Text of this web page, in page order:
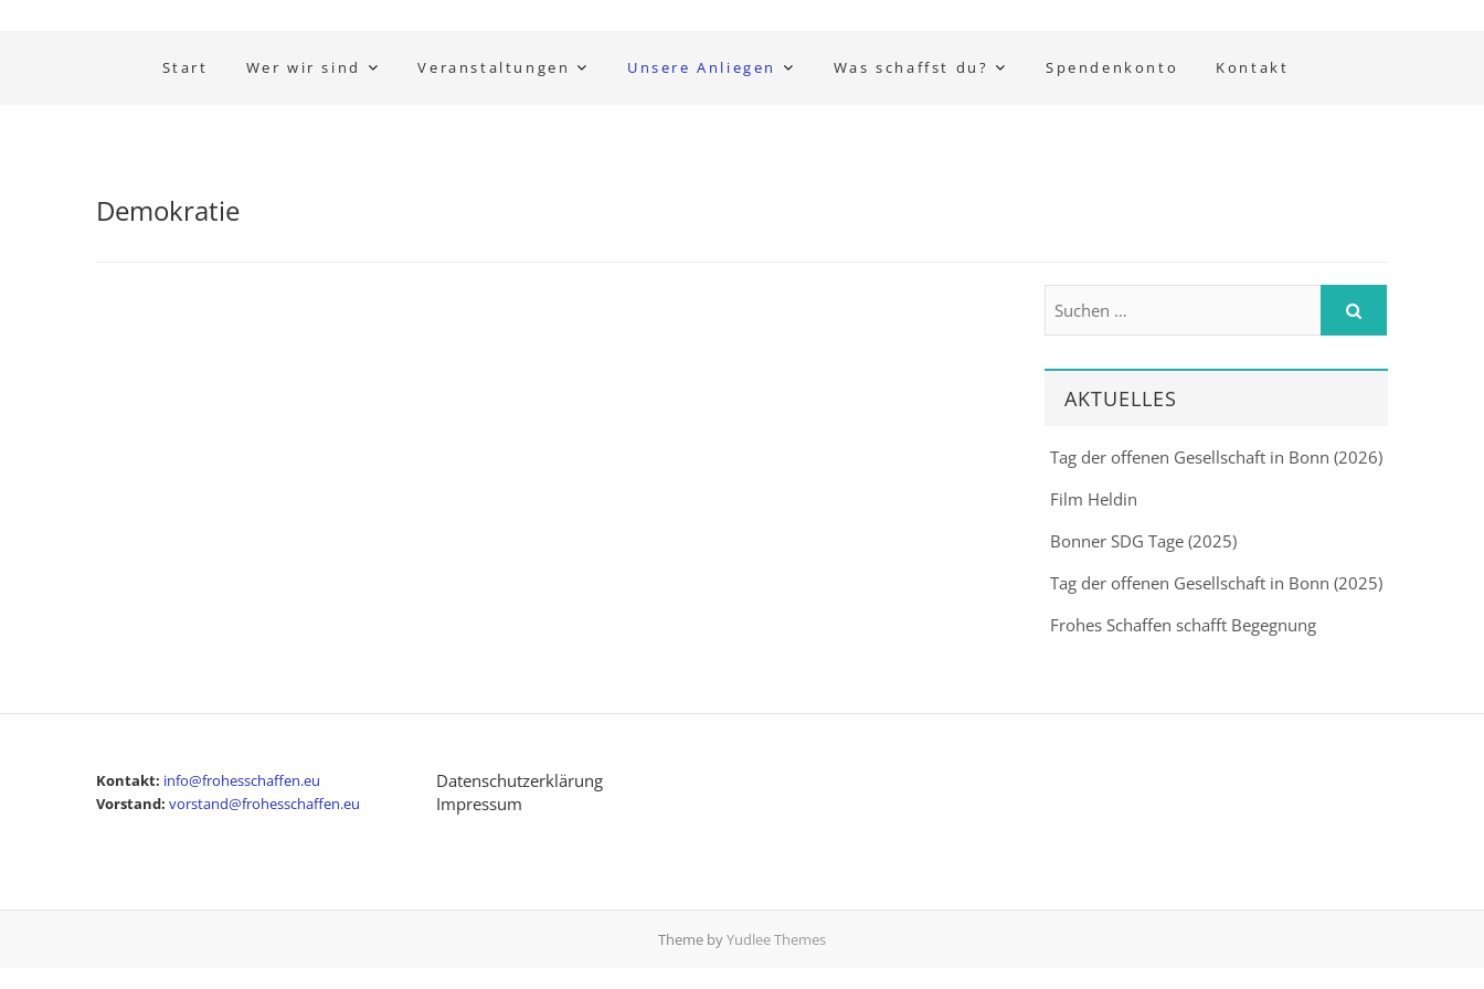
Start Wer wir sind Veranstaltungen Unsere Anliegen Was schaffst du? Spendenkonto Kontakt
Demokratie
AKTUELLES
Tag der offenen Gesellschaft in Bonn (2026)
Film Heldin
Bonner SDG Tage (2025)
Tag der offenen Gesellschaft in Bonn (2025)
Frohes Schaffen schafft Begegnung
Kontakt: info@frohesschaffen.eu
Vorstand: vorstand@frohesschaffen.eu
Datenschutzerklärung
Impressum
Theme byYudlee Themes